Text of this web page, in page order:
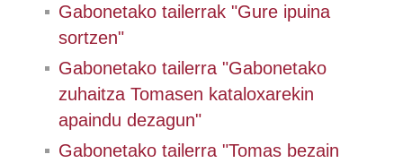
Gabonetako tailerrak "Gure ipuina
sortzen"
Gabonetako tailerra "Gabonetako
zuhaitza Tomasen kataloxarekin
apaindu dezagun"
Gabonetako tailerra "Tomas bezain